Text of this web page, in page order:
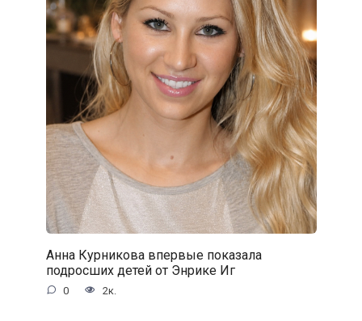
Анна Курникова впервые показала
подросших детей от Энрике Иг
0 2к.